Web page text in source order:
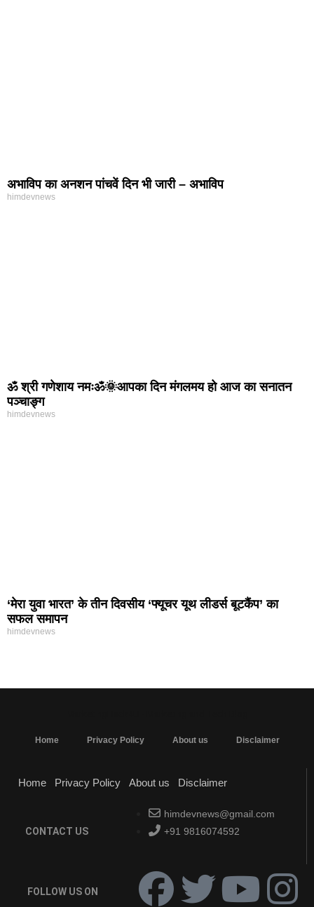
अभाविप का अनशन पांचवें दिन भी जारी – अभाविप
himdevnews
ॐ श्री गणेशाय नमःॐ🌞आपका दिन मंगलमय हो आज का सनातन
पञ्चाङ्ग
himdevnews
‘मेरा युवा भारत’ के तीन दिवसीय ‘फ्यूचर यूथ लीडर्स बूटकैंप’ का
सफल समापन
himdevnews
Home Privacy Policy About us Disclaimer
Home Privacy Policy About us Disclaimer
CONTACT US
himdevnews@gmail.com
+91 9816074592
FOLLOW US ON